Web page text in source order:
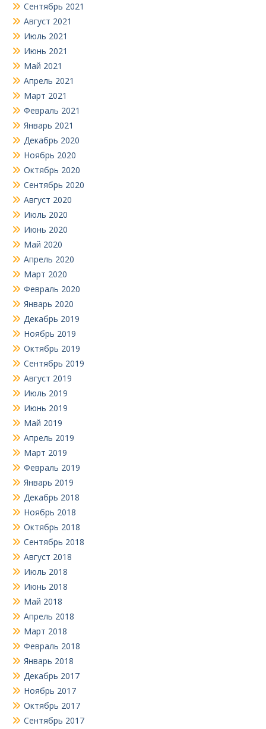
Сентябрь 2021
Август 2021
Июль 2021
Июнь 2021
Май 2021
Апрель 2021
Март 2021
Февраль 2021
Январь 2021
Декабрь 2020
Ноябрь 2020
Октябрь 2020
Сентябрь 2020
Август 2020
Июль 2020
Июнь 2020
Май 2020
Апрель 2020
Март 2020
Февраль 2020
Январь 2020
Декабрь 2019
Ноябрь 2019
Октябрь 2019
Сентябрь 2019
Август 2019
Июль 2019
Июнь 2019
Май 2019
Апрель 2019
Март 2019
Февраль 2019
Январь 2019
Декабрь 2018
Ноябрь 2018
Октябрь 2018
Сентябрь 2018
Август 2018
Июль 2018
Июнь 2018
Май 2018
Апрель 2018
Март 2018
Февраль 2018
Январь 2018
Декабрь 2017
Ноябрь 2017
Октябрь 2017
Сентябрь 2017